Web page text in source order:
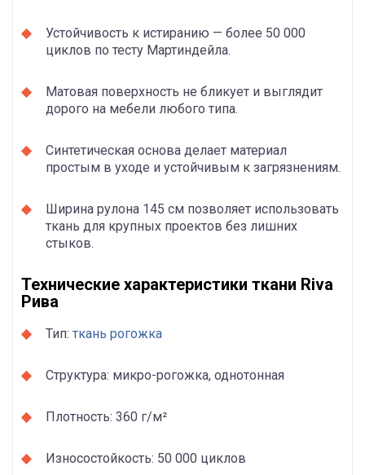
Устойчивость к истиранию — более 50 000
циклов по тесту Мартиндейла.
Матовая поверхность не бликует и выглядит
дорого на мебели любого типа.
Синтетическая основа делает материал
простым в уходе и устойчивым к загрязнениям.
Ширина рулона 145 см позволяет использовать
ткань для крупных проектов без лишних
стыков.
Технические характеристики ткани Riva
Рива
Тип: ткань рогожка
Структура: микро-рогожка, однотонная
Плотность: 360 г/м²
Износостойкость: 50 000 циклов